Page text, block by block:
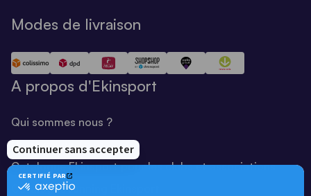
Modes de livraison
A propos d'Ekinsport
Qui sommes nous ?
Notre savoir-faire
Catalogue Ekinsport pour les clubs et associations
Catalogue running Ekinsport